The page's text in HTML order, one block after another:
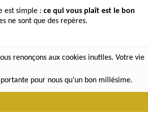
est simple : ce qui vous plaît est le bon
ne sont que des repères.
renonçons aux cookies inutiles. Votre vie
pour nous qu’un bon millésime.